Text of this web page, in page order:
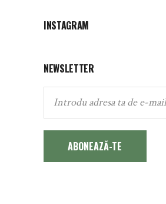
INSTAGRAM
NEWSLETTER
ABONEAZĂ-TE